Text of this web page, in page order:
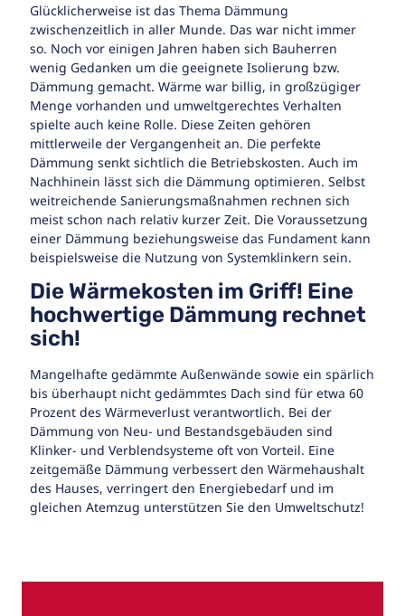
Glücklicherweise ist das Thema Dämmung
zwischenzeitlich in aller Munde. Das war nicht immer
so. Noch vor einigen Jahren haben sich Bauherren
wenig Gedanken um die geeignete Isolierung bzw.
Dämmung gemacht. Wärme war billig, in großzügiger
Menge vorhanden und umweltgerechtes Verhalten
spielte auch keine Rolle. Diese Zeiten gehören
mittlerweile der Vergangenheit an. Die perfekte
Dämmung senkt sichtlich die Betriebskosten. Auch im
Nachhinein lässt sich die Dämmung optimieren. Selbst
weitreichende Sanierungsmaßnahmen rechnen sich
meist schon nach relativ kurzer Zeit. Die Voraussetzung
einer Dämmung beziehungsweise das Fundament kann
beispielsweise die Nutzung von Systemklinkern sein.
Die Wärmekosten im Griff! Eine
hochwertige Dämmung rechnet
sich!
Mangelhafte gedämmte Außenwände sowie ein spärlich
bis überhaupt nicht gedämmtes Dach sind für etwa 60
Prozent des Wärmeverlust verantwortlich. Bei der
Dämmung von Neu- und Bestandsgebäuden sind
Klinker- und Verblendsysteme oft von Vorteil. Eine
zeitgemäße Dämmung verbessert den Wärmehaushalt
des Hauses, verringert den Energiebedarf und im
gleichen Atemzug unterstützen Sie den Umweltschutz!